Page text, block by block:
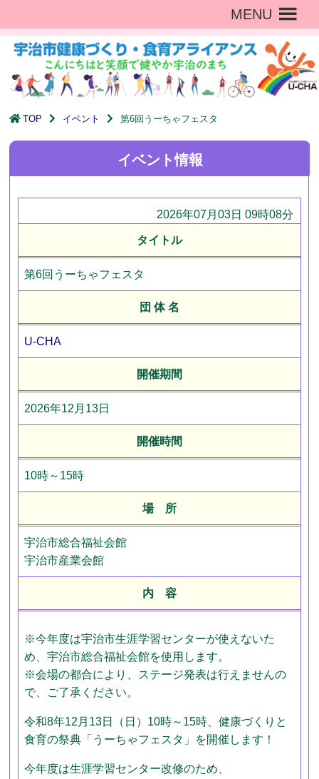
MENU
TOP イベント 第6回うーちゃフェスタ
イベント情報
2026年07月03日 09時08分
タイトル
第6回うーちゃフェスタ
団 体 名
U-CHA
開催期間
2026年12月13日
開催時間
10時～15時
場 所
宇治市総合福祉会館
宇治市産業会館
内 容
※今年度は宇治市生涯学習センターが使えないた
め、宇治市総合福祉会館を使用します。
※会場の都合により、ステージ発表は行えませんの
で、ご了承ください。
令和8年12月13日（日）10時～15時、健康づくりと
食育の祭典「うーちゃフェスタ」を開催します！
今年度は生涯学習センター改修のため、